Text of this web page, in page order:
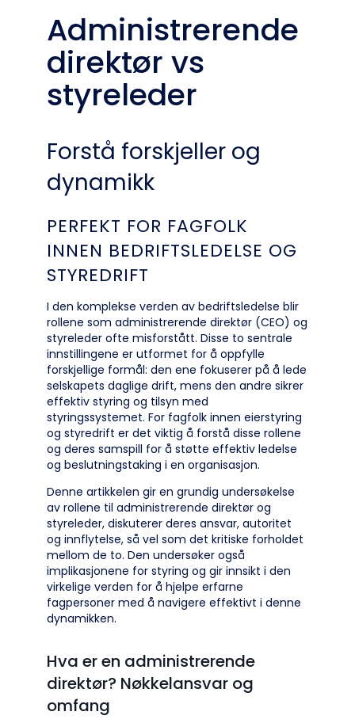
Administrerende
direktør vs
styreleder
Forstå forskjeller og
dynamikk
PERFEKT FOR FAGFOLK
INNEN BEDRIFTSLEDELSE OG
STYREDRIFT
I den komplekse verden av bedriftsledelse blir
rollene som administrerende direktør (CEO) og
styreleder ofte misforstått. Disse to sentrale
innstillingene er utformet for å oppfylle
forskjellige formål: den ene fokuserer på å lede
selskapets daglige drift, mens den andre sikrer
effektiv styring og tilsyn med
styringssystemet. For fagfolk innen eierstyring
og styredrift er det viktig å forstå disse rollene
og deres samspill for å støtte effektiv ledelse
og beslutningstaking i en organisasjon.
Denne artikkelen gir en grundig undersøkelse
av rollene til administrerende direktør og
styreleder, diskuterer deres ansvar, autoritet
og innflytelse, så vel som det kritiske forholdet
mellom de to. Den undersøker også
implikasjonene for styring og gir innsikt i den
virkelige verden for å hjelpe erfarne
fagpersoner med å navigere effektivt i denne
dynamikken.
Hva er en administrerende
direktør? Nøkkelansvar og
omfang